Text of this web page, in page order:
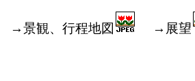
→景観、行程地図 →展望